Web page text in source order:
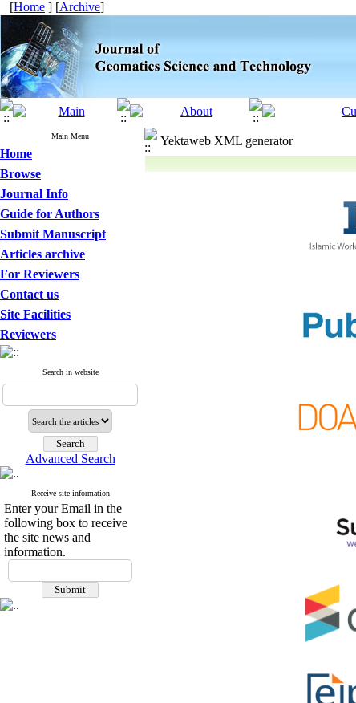
[Home ] [Archive]
Main Menu
Home
Browse
Journal Info
Guide for Authors
Submit Manuscript
Articles archive
For Reviewers
Contact us
Site Facilities
Reviewers
Search in website
Advanced Search
Receive site information
Enter your Email in the
following box to receive
the site news and
information.
Yektaweb XML generator